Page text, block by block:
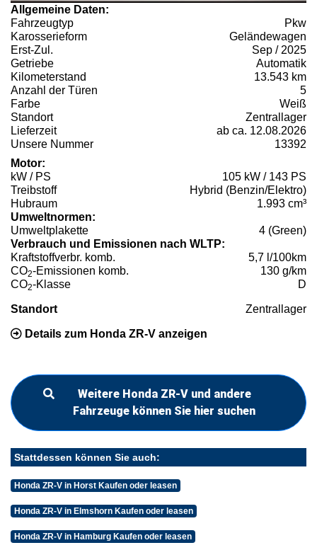
Allgemeine Daten:
Fahrzeugtyp
Pkw
Karosserieform
Geländewagen
Erst-Zul.
Sep / 2025
Getriebe
Automatik
Kilometerstand
13.543 km
Anzahl der Türen
5
Farbe
Weiß
Standort
Zentrallager
Lieferzeit
ab ca. 12.08.2026
Unsere Nummer
13392
Motor:
kW / PS
105 kW / 143 PS
Treibstoff
Hybrid (Benzin/Elektro)
Hubraum
1.993 cm³
Umweltnormen:
Umweltplakette
4 (Green)
Verbrauch und Emissionen nach WLTP:
Kraftstoffverbr. komb.
5,7 l/100km
CO2-Emissionen komb.
130 g/km
CO2-Klasse D
Standort Zentrallager
Details zum Honda ZR-V anzeigen
Weitere Honda ZR-V und andere
Fahrzeuge können Sie hier suchen
Stattdessen können Sie auch:
Honda ZR-V in Horst Kaufen oder leasen
Honda ZR-V in Elmshorn Kaufen oder leasen
Honda ZR-V in Hamburg Kaufen oder leasen